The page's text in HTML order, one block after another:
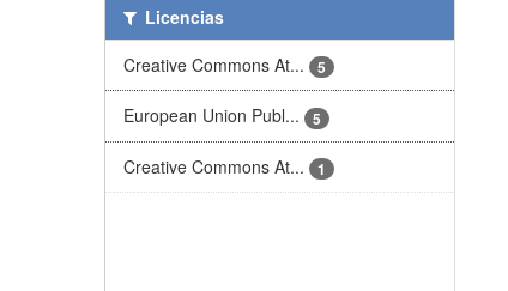
Licencias
Creative Commons At...
5
European Union Publ... 5
Creative Commons At... 1